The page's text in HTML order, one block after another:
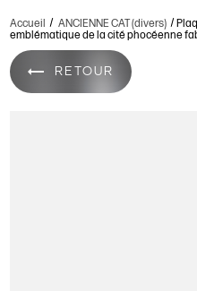
Accueil ANCIENNE CAT (divers)
emblématique de la cité phocéenne
RETOUR